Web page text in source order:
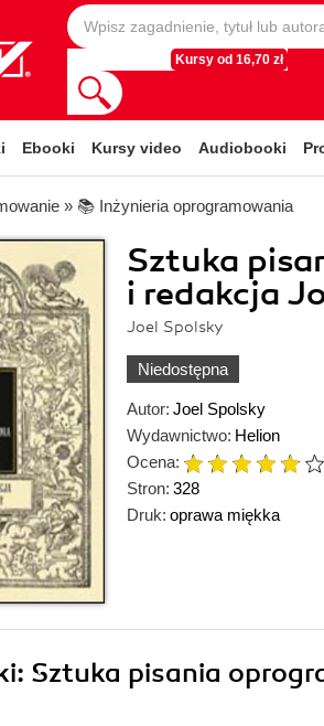
Kursy od 16,70 zł
Ebooki Kursy video Audiobooki
» 📚 Inżynieria oprogramowania
Sztuka
i redakcja
Joel Spolsky
Niedostępna
Autor: Joel Spolsky
Wydawnictwo: Helion
Ocena:
Stron: 328
Druk: oprawa miękka
: Sztuka pisania